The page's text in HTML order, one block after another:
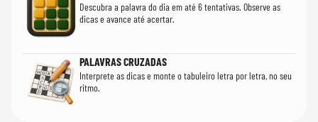
Descubra a palavra do dia em até 6 tentativas. Observe as
dicas e avance até acertar.
PALAVRAS CRUZADAS
Interprete as dicas e monte o tabuleiro letra por letra, no seu
ritmo.